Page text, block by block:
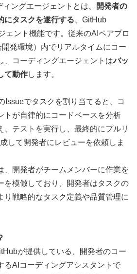
ングエージェントとは、
開発者の
にタスクを遂行する 、GitHub
ェント機能です。従来のAIペアプロ
発環境）内でリアルタイムにコー
、コーディングエージェントはバッ
て動作します。
Issueでタスクを割り当てると、コ
トが自律的にコードベースを分析
、テストを実行し、最終的にプルリ
して開発者にレビューを依頼しま
、開発者がチームメンバーに作業を
を模倣しており、開発者はタスクの
り戦略的なタスク定義や品質管理に
が提供している、開発者のコー
るAIコーディングアシスタントで